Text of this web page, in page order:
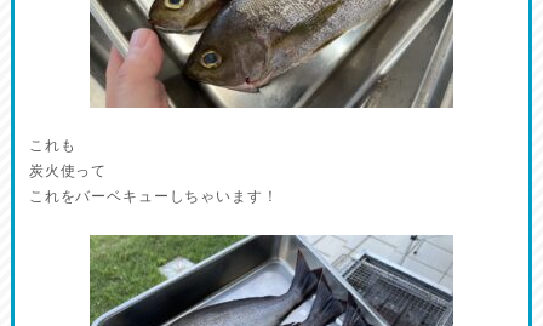
これも
炭火使って
これをバーベキューしちゃいます！